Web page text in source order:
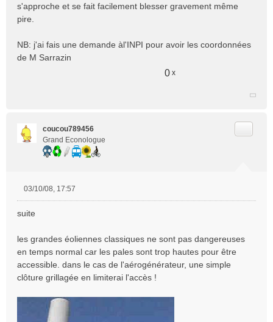
g
e
n
l
s'approche et se fait facilement blesser gravement même
pire.
NB: j'ai fais une demande àl'INPI pour avoir les coordonnées
de M Sarrazin
0 x
coucou789456
Grand Econologue
s
a
g
e
n
n
03/10/08, 17:57
suite
les grandes éoliennes classiques ne sont pas dangereuses
en temps normal car les pales sont trop hautes pour être
accessible. dans le cas de l'aérogénérateur, une simple
clôture grillagée en limiterai l'accès !